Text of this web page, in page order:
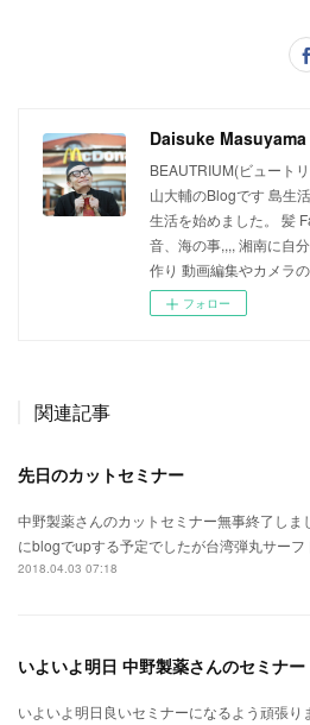
Daisuke
BEAUTRIUM(ビュート
山大輔のBlogです 島生
生活を始めました。 髪
音、海の事,,,, 湘南に自
作り 動画編集やカメラ
フォロー
関連記事
先日のカットセミナー
中野製薬さんのカットセミナー無事終了しま
にblogでupする予定でしたが台湾弾丸サー
2018.04.03 07:18
いよいよ明日 中野製薬さんのセミナー
いよいよ明日良いセミナーになるよう頑張り